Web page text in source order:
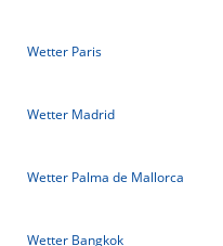
Wetter Paris
Wetter Madrid
Wetter Palma de Mallorca
Wetter Bangkok